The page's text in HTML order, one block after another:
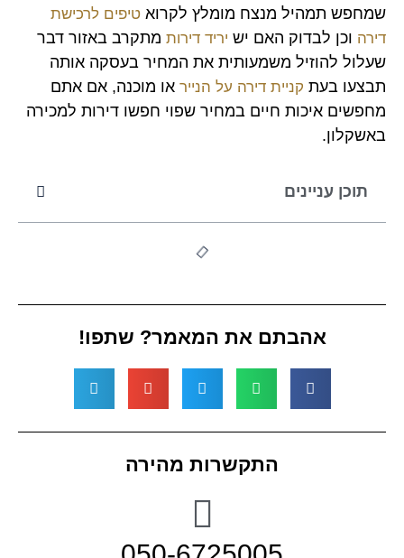
שמחפש תמהיל מנצח מומלץ לקרוא טיפים לרכישת
דירה וכן לבדוק האם יש יריד דירות מתקרב באזור דבר
שעלול להוזיל משמעותית את המחיר בעסקה אותה
תבצעו בעת קניית דירה על הנייר או מוכנה, אם אתם
מחפשים איכות חיים במחיר שפוי חפשו דירות למכירה
באשקלון.
תוכן עניינים
אהבתם את המאמר? שתפו!
התקשרות מהירה